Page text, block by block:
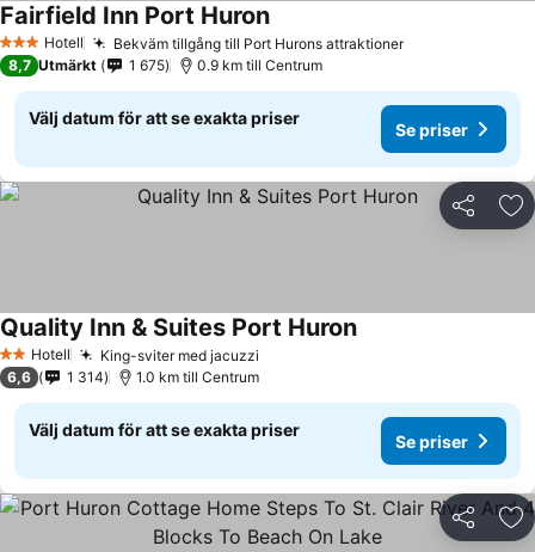
3 StjärnorHotell Bekväm tillgång till Port Hurons attraktioner
Fairfield Inn Port Huron
8,7 Utmärkt 1 675 0.9 km till Centrum
Välj datum för att se exakta priser
Se priser
Dela
2 Stjärnor
Hotell King-sviter med jacuzzi
Quality Inn & Suites Port Huron
6,6 1 314 1.0 km till Centrum
Välj datum för att se exakta priser
Se priser
Dela